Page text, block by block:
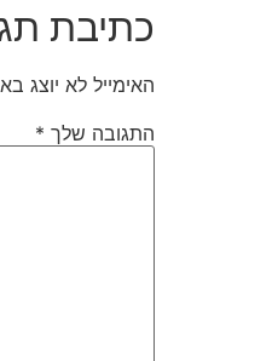
כתיבת
האימייל לא יוצג
התגובה שלך *